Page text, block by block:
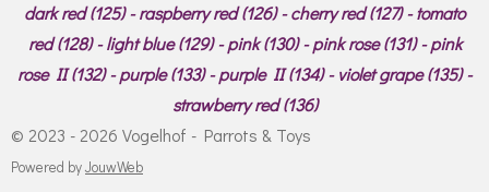
dark red (125) - raspberry red (126) - cherry red (127) - tomato
red (128) - light blue (129) - pink (130) - pink rose (131) - pink
rose II (132) - purple (133) - purple II (134) - violet grape (135) -
strawberry red (136)
© 2023 - 2026 Vogelhof - Parrots & Toys
Powered byJouwWeb